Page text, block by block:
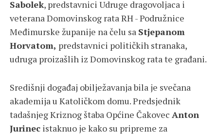
Sabolek, predstavnici Udruge dragovoljaca i
veterana Domovinskog rata RH - Podružnice
Međimurske županije na čelu sa Stjepanom
Horvatom, predstavnici političkih stranaka,
udruga proizašlih iz Domovinskog rata te građani.
Središnji događaj obilježavanja bila je svečana
akademija u Katoličkom domu. Predsjednik
tadašnjeg Kriznog štaba Općine Čakovec Anton
Jurinec istaknuo je kako su pripreme za